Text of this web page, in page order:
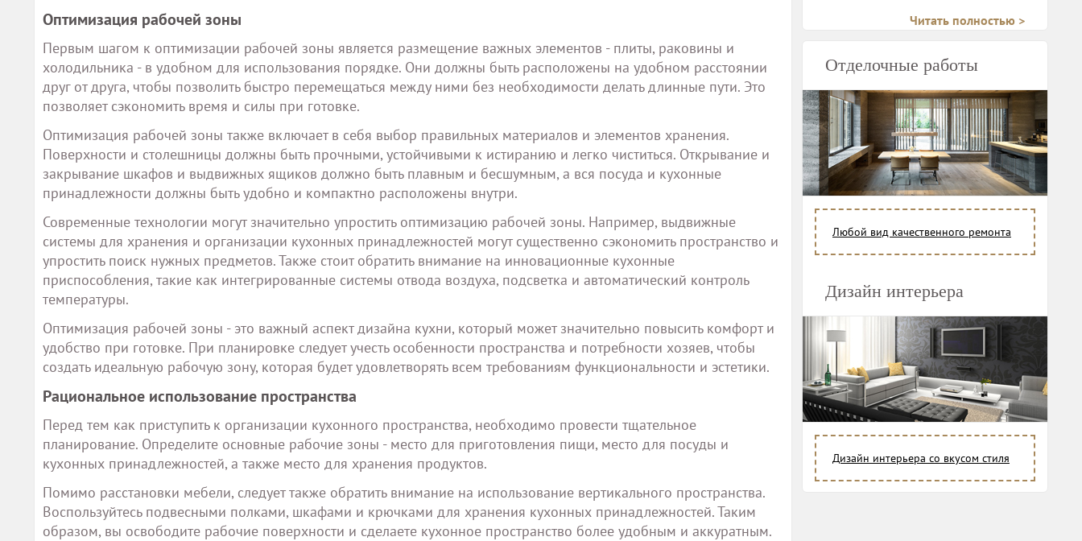
Оптимизация рабочей зоны
Первым шагом к оптимизации рабочей зоны является размещение важных элементов - плиты, раковины и
холодильника - в удобном для использования порядке. Они должны быть расположены на удобном расстоянии
друг от друга, чтобы позволить быстро перемещаться между ними без необходимости делать длинные пути. Это
позволяет сэкономить время и силы при готовке.
Оптимизация рабочей зоны также включает в себя выбор правильных материалов и элементов хранения.
Поверхности и столешницы должны быть прочными, устойчивыми к истиранию и легко чиститься. Открывание и
закрывание шкафов и выдвижных ящиков должно быть плавным и бесшумным, а вся посуда и кухонные
принадлежности должны быть удобно и компактно расположены внутри.
Современные технологии могут значительно упростить оптимизацию рабочей зоны. Например, выдвижные
системы для хранения и организации кухонных принадлежностей могут существенно сэкономить пространство и
упростить поиск нужных предметов. Также стоит обратить внимание на инновационные кухонные
приспособления, такие как интегрированные системы отвода воздуха, подсветка и автоматический контроль
температуры.
Оптимизация рабочей зоны - это важный аспект дизайна кухни, который может значительно повысить комфорт и
удобство при готовке. При планировке следует учесть особенности пространства и потребности хозяев, чтобы
создать идеальную рабочую зону, которая будет удовлетворять всем требованиям функциональности и эстетики.
Рациональное использование пространства
Перед тем как приступить к организации кухонного пространства, необходимо провести тщательное
планирование. Определите основные рабочие зоны - место для приготовления пищи, место для посуды и
кухонных принадлежностей, а также место для хранения продуктов.
Помимо расстановки мебели, следует также обратить внимание на использование вертикального пространства.
Воспользуйтесь подвесными полками, шкафами и крючками для хранения кухонных принадлежностей. Таким
образом, вы освободите рабочие поверхности и сделаете кухонное пространство более удобным и аккуратным.
Читать полностью >
Отделочные работы
Любой вид качественного ремонта
Дизайн интерьера
Дизайн интерьера со вкусом стиля